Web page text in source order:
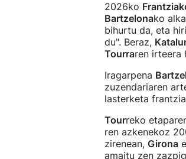
2026ko
Bartzelonako
bihurtu da, eta
du". Beraz,
Tourraren irteera
Iragarpena
zuzendariaren
lasterketa
Tourreko
ren azkenekoz
zirenean, Girona
amaitu zen